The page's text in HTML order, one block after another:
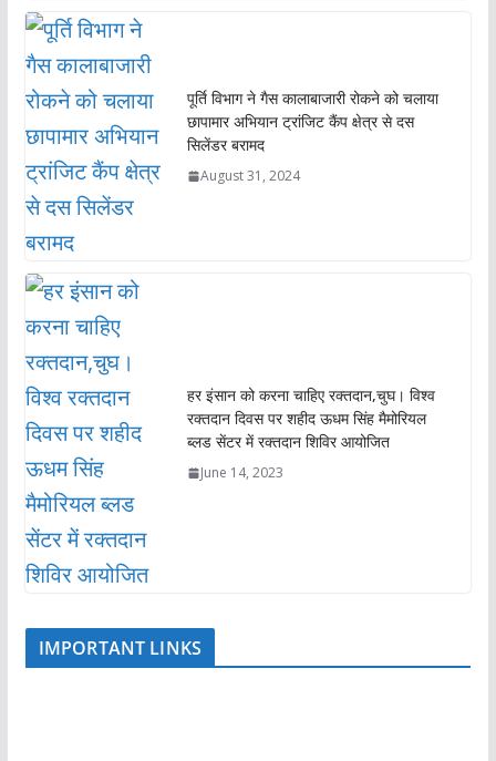
पूर्ति विभाग ने गैस कालाबाजारी रोकने को चलाया
छापामार अभियान ट्रांजिट कैंप क्षेत्र से दस
सिलेंडर बरामद
August 31, 2024
हर इंसान को करना चाहिए रक्तदान,चुघ। विश्व
रक्तदान दिवस पर शहीद ऊधम सिंह मैमोरियल
ब्लड सेंटर में रक्तदान शिविर आयोजित
June 14, 2023
IMPORTANT LINKS